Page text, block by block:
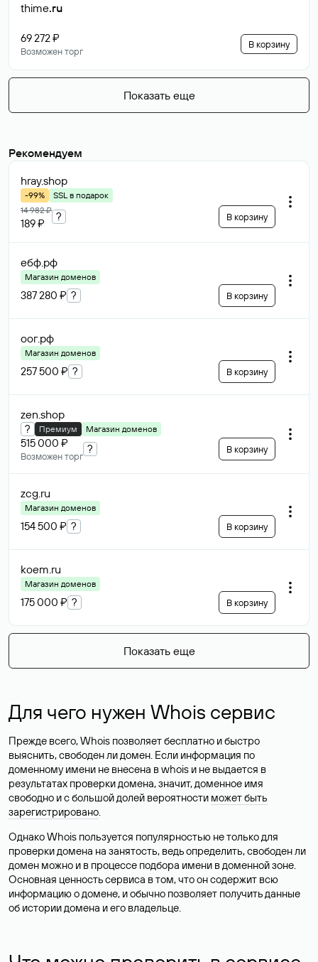
thime.ru
69 272 ₽
Возможен торг
В корзину
Показать еще
Рекомендуем
hray.shop
-99%
SSL в подарок
14 982 ₽
189 ₽
? В корзину
ебф.рф
Магазин доменов
387 280 ₽ ? В корзину
оог.рф
Магазин доменов
257 500 ₽ ? В корзину
zen.shop
? Премиум Магазин доменов
515 000 ₽
Возможен торг
? В корзину
zcg.ru
Магазин доменов
154 500 ₽ ? В корзину
koem.ru
Магазин доменов
175 000 ₽ ? В корзину
Показать еще
Для чего нужен Whois сервис
Прежде всего, Whois позволяет бесплатно и быстро
выяснить, свободен ли домен. Если информация по
доменному имени не внесена в whois и не выдается в
результатах проверки домена, значит, доменное имя
свободно и с большой долей вероятности может быть
зарегистрировано.
Однако Whois пользуется популярностью не только для
проверки домена на занятость, ведь определить, свободен ли
домен можно и в процессе подбора имени в доменной зоне.
Основная ценность сервиса в том, что он содержит всю
информацию о домене, и обычно позволяет получить данные
об истории домена и его владельце.